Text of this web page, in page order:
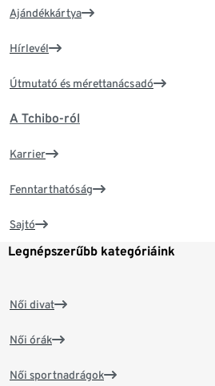
Ajándékkártya
Hírlevél
Útmutató és mérettanácsadó
A Tchibo-ról
Karrier
Fenntarthatóság
Sajtó
Legnépszerűbb kategóriáink
Női divat
Női órák
Női sportnadrágok